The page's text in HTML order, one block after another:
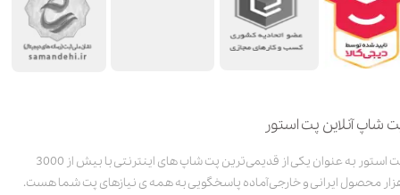
شاپ آنلاین پت استور
پت استور به عنوان یکی از قدیمی‌ترین پت شاپ های اینترنتی با بیش از 3000
محصول ایرانی و خارجی آماده پاسخگویی به همه ی نیازهای پت شما هست.